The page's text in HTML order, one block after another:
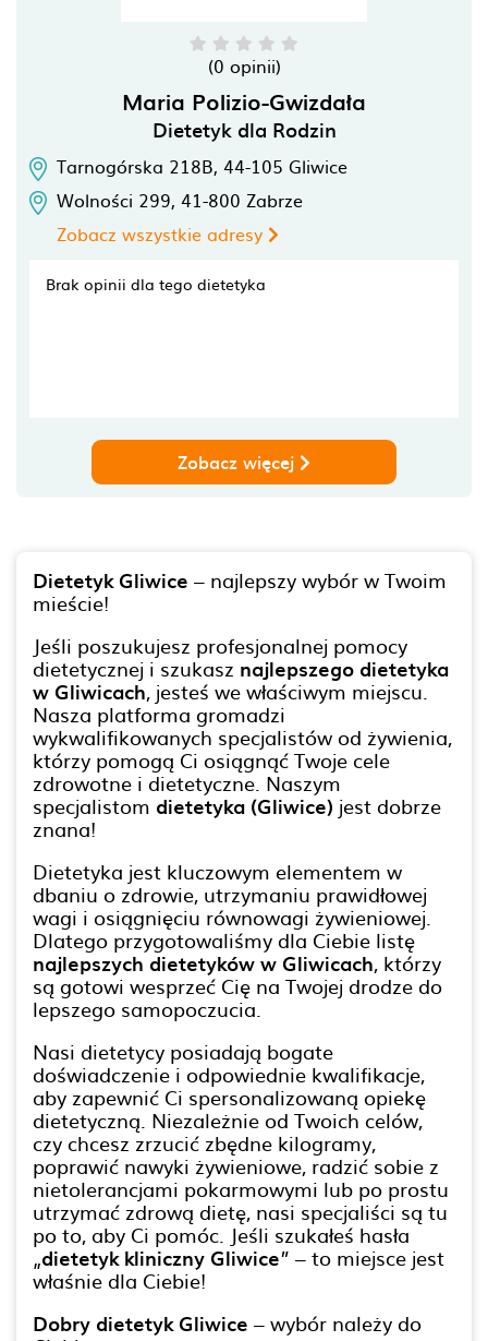
(0 opinii)
Maria Polizio-Gwizdała
Dietetyk dla Rodzin
Tarnogórska 218B, 44-105 Gliwice
Wolności 299, 41-800 Zabrze
Zobacz wszystkie adresy
Brak opinii dla tego dietetyka
Zobacz więcej
Dietetyk Gliwice – najlepszy wybór w Twoim
mieście!
Jeśli poszukujesz profesjonalnej pomocy
dietetycznej i szukasz najlepszego dietetyka
w Gliwicach, jesteś we właściwym miejscu.
Nasza platforma gromadzi
wykwalifikowanych specjalistów od żywienia,
którzy pomogą Ci osiągnąć Twoje cele
zdrowotne i dietetyczne. Naszym
specjalistom dietetyka (Gliwice) jest dobrze
znana!
Dietetyka jest kluczowym elementem w
dbaniu o zdrowie, utrzymaniu prawidłowej
wagi i osiągnięciu równowagi żywieniowej.
Dlatego przygotowaliśmy dla Ciebie listę
najlepszych dietetyków w Gliwicach, którzy
są gotowi wesprzeć Cię na Twojej drodze do
lepszego samopoczucia.
Nasi dietetycy posiadają bogate
doświadczenie i odpowiednie kwalifikacje,
aby zapewnić Ci spersonalizowaną opiekę
dietetyczną. Niezależnie od Twoich celów,
czy chcesz zrzucić zbędne kilogramy,
poprawić nawyki żywieniowe, radzić sobie z
nietolerancjami pokarmowymi lub po prostu
utrzymać zdrową dietę, nasi specjaliści są tu
po to, aby Ci pomóc. Jeśli szukałeś hasła
„dietetyk kliniczny Gliwice” – to miejsce jest
właśnie dla Ciebie!
Dobry dietetyk Gliwice – wybór należy do